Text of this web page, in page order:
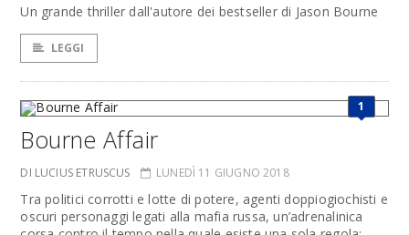
Un grande thriller dall'autore dei bestseller di Jason Bourne
LEGGI
1
Bourne Affair
DI LUCIUS ETRUSCUS LUNEDÌ 11 GIUGNO 2018
Tra politici corrotti e lotte di potere, agenti doppiogiochisti e
oscuri personaggi legati alla mafia russa, un’adrenalinica